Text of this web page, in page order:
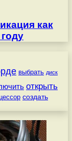
как
выбрать диск
открыть
создать